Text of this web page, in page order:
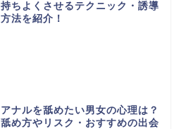
持ちよくさせるテクニック・誘導
方法を紹介！
アナルを舐めたい男女の心理は？
舐め方やリスク・おすすめの出会